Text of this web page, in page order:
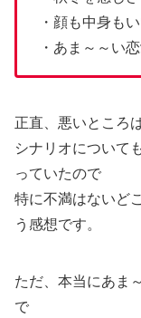
・顔も中身も
・あま～～い
正直、悪いところ
シナリオについて
っていたので
特に不満はないど
う感想です。
ただ、本当にあま
で